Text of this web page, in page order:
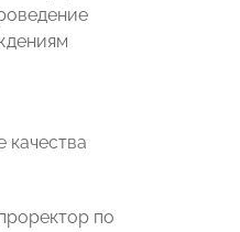
качества
по